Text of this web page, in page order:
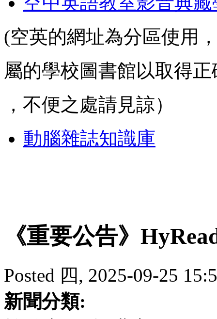
(空英的網址為分區使用
屬的學校圖書館以取得
，不便之處請見諒）
動腦雜誌知識庫
《重要公告》
Posted 四, 2025-09-25
新聞分類: